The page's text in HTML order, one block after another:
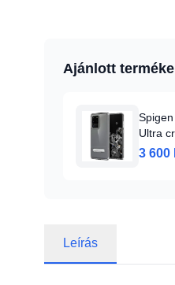
Ajánlott
Ultra
3 600
Leírás